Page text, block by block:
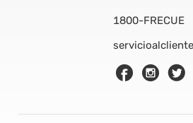
1800-FRECUE